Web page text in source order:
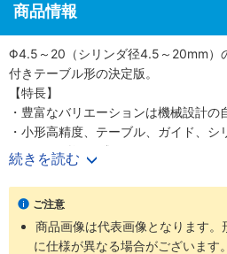
商品情報
Φ4.5～20（シリンダ径4.5～20mm）
付きテーブル形の決定版。
【特長】
・豊富なバリエーションは機械設計の
・小形高精度、テーブル、ガイド、シ
・シリンダ径6種類Φ4.5、6、8、10、
10、12、20mm）
・精密に長さを測定可能なストローク
【用途】
・あらゆる業界の空気圧機器や生産ラ
続きを読む
ご注意
商品画像は代表画像となります
に仕様が異なる場合がございます。